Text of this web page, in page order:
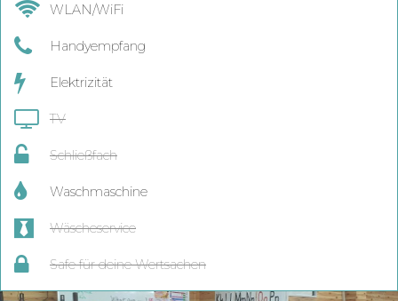
WLAN/WiFi
Handyempfang
Elektrizität
TV
Schließfach
Waschmaschine
Wäscheservice
Safe für deine Wertsachen